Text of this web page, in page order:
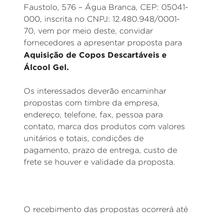
Faustolo, 576 – Água Branca, CEP: 05041-
000, inscrita no CNPJ: 12.480.948/0001-
70, vem por meio deste, convidar
fornecedores a apresentar proposta para
Aquisição de Copos Descartáveis e
Álcool Gel.
Os interessados deverão encaminhar
propostas com timbre da empresa,
endereço, telefone, fax, pessoa para
contato, marca dos produtos com valores
unitários e totais, condições de
pagamento, prazo de entrega, custo de
frete se houver e validade da proposta.
O recebimento das propostas ocorrerá até